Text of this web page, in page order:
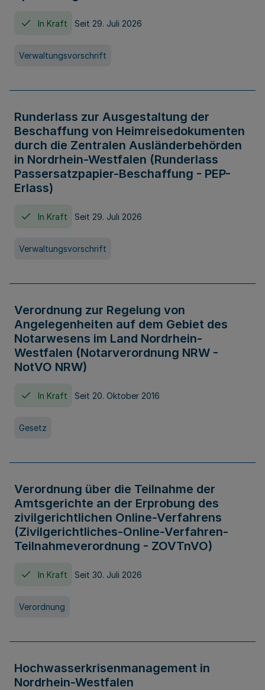
In Kraft Seit 29. Juli 2026
Verwaltungsvorschrift
Runderlass zur Ausgestaltung der
Beschaffung von Heimreisedokumenten
durch die Zentralen Ausländerbehörden
in Nordrhein-Westfalen (Runderlass
Passersatzpapier-Beschaffung - PEP-
Erlass)
In Kraft Seit 29. Juli 2026
Verwaltungsvorschrift
Verordnung zur Regelung von
Angelegenheiten auf dem Gebiet des
Notarwesens im Land Nordrhein-
Westfalen (Notarverordnung NRW -
NotVO NRW)
In Kraft Seit 20. Oktober 2016
Gesetz
Verordnung über die Teilnahme der
Amtsgerichte an der Erprobung des
zivilgerichtlichen Online-Verfahrens
(Zivilgerichtliches-Online-Verfahren-
Teilnahmeverordnung - ZOVTnVO)
In Kraft Seit 30. Juli 2026
Verordnung
Hochwasserkrisenmanagement in
Nordrhein-Westfalen